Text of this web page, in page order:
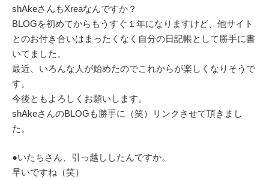
shAkeさんもXreaなんですか？
BLOGを初めてからもうすぐ１年になりますけど、他サイト
とのお付き合いはまったくなく自分の日記帳として勝手に書
いてました。
最近、いろんな人が始めたのでこれからが楽しくなりそうで
す。
今後ともよろしくお願いします。
shAkeさんのBLOGも勝手に（笑）リンクさせて頂きまし
た。
●いたちさん、引っ越ししたんですか。
早いですね（笑）